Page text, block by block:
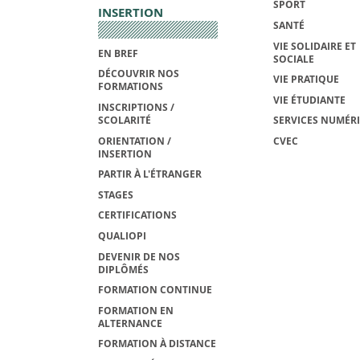
INSERTION
EN BREF
DÉCOUVRIR NOS
FORMATIONS
INSCRIPTIONS /
SCOLARITÉ
ORIENTATION /
INSERTION
PARTIR À L'ÉTRANGER
STAGES
CERTIFICATIONS
QUALIOPI
DEVENIR DE NOS
DIPLÔMÉS
FORMATION CONTINUE
FORMATION EN
ALTERNANCE
FORMATION À DISTANCE
SPORT
SANTÉ
VIE SOLIDAIRE ET
SOCIALE
VIE PRATIQUE
VIE ÉTUDIANTE
SERVICES
CVEC